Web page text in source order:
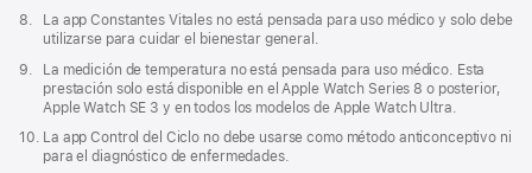
Nota
de
página
8.
La app Constantes Vitales no está pensada para uso médico y solo debe
utilizarse para cuidar el bienestar general.
Nota
página
9.
La medición de temperatura no está pensada para uso médico. Esta
prestación solo está disponible en el Apple Watch Series 8 o posterior,
Apple Watch SE 3 y en todos los modelos de Apple Watch Ultra.
Nota
10. La app Control del Ciclo no debe usarse como método anticonceptivo ni
para el diagnóstico de enfermedades.